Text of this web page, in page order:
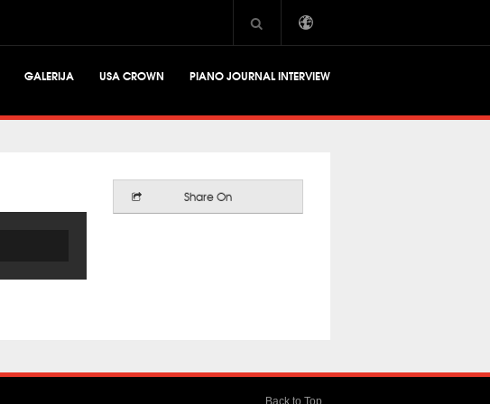
GALERIJA USA CROWN PIANO JOURNAL INTERVIEW
Share On
Back to Top